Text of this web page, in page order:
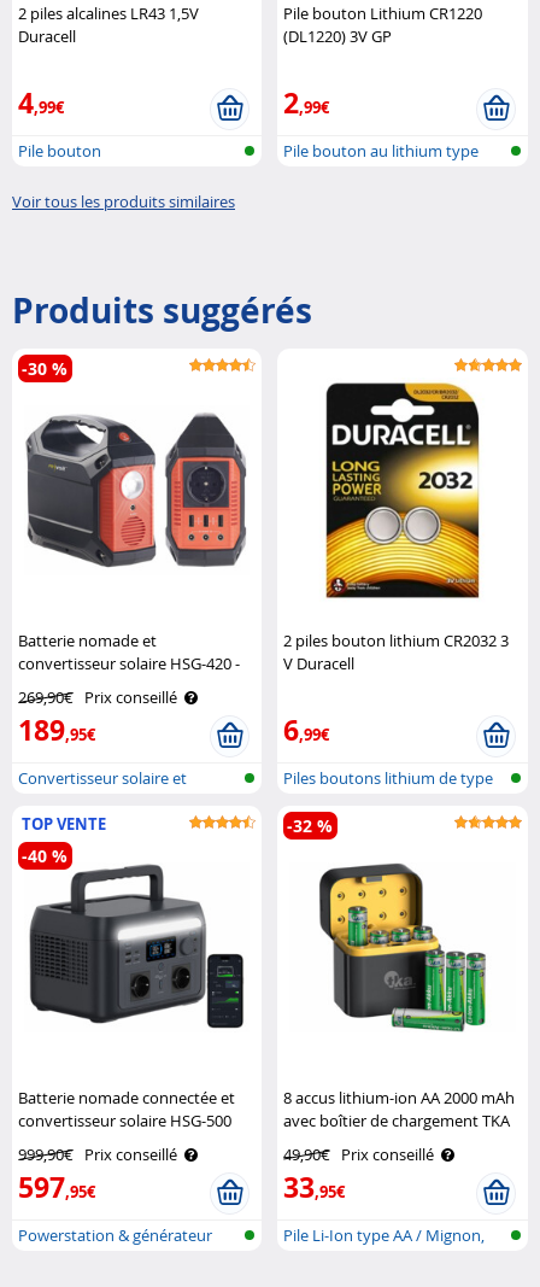
2 piles alcalines LR43 1,5V
Duracell
4,99€
Pile bouton
Pile bouton Lithium CR1220
(DL1220) 3V GP
2,99€
Pile bouton au lithium type
Voir tous les produits similaires
Produits suggérés
Batterie nomade et
convertisseur solaire HSG-420 -
269,90€ Prix conseillé
189,95€
-30 %
Convertisseur solaire et
2 piles bouton lithium CR2032 3
V Duracell
6,99€
Piles boutons lithium de type
CR203..
TOP VENTE
Batterie nomade connectée et
convertisseur solaire HSG-500
onduleur – 614,4 Wh Revolt
999,90€ Prix conseillé
597,95€
-40 %
Powerstation & générateur
8 accus lithium-ion AA 2000 mAh
avec boîtier de chargement TKA
49,90€ Prix conseillé
33,95€
-32 %
Pile Li-Ion type AA / Mignon,